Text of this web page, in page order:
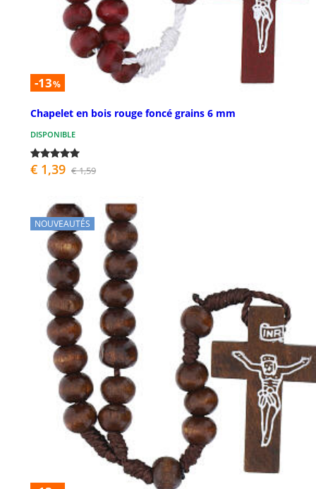
-13%
Chapelet en bois rouge foncé grains 6 mm
DISPONIBLE
€ 1,39 € 1,59
NOUVEAUTÉS